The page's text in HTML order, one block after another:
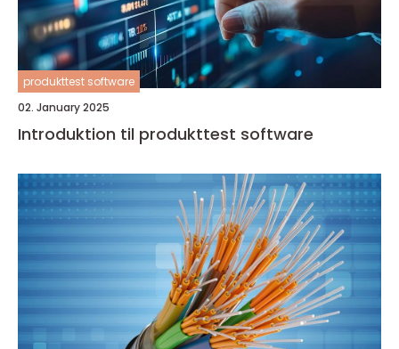
produkttest software
02. January 2025
Introduktion til produkttest software